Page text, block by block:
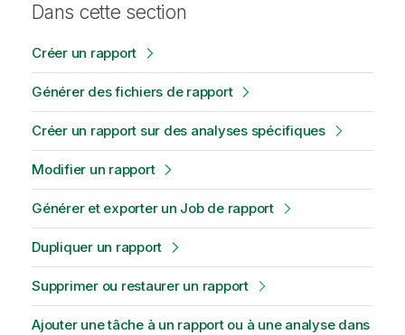
Dans cette section
Créer un rapport
Générer des fichiers de rapport
Créer un rapport sur des analyses spécifiques
Modifier un rapport
Générer et exporter un Job de rapport
Dupliquer un rapport
Supprimer ou restaurer un rapport
Ajouter une tâche à un rapport ou à une analyse dans